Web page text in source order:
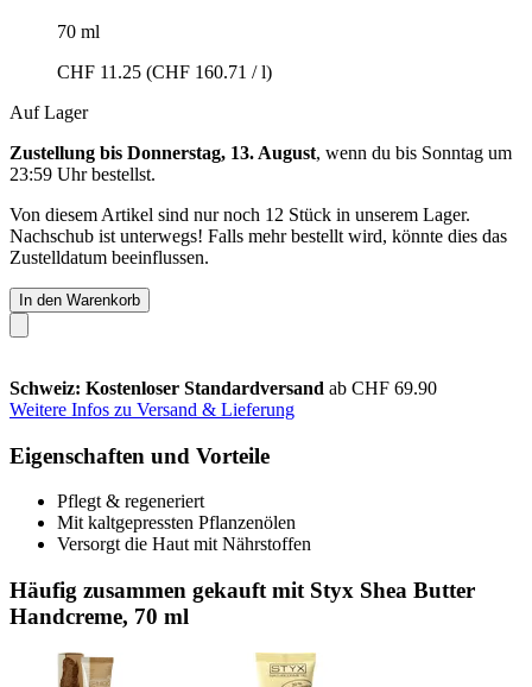
70 ml
CHF 11.25 (CHF 160.71 / l)
Auf Lager
Zustellung bis Donnerstag, 13. August, wenn du bis Sonntag um
23:59 Uhrbestellst.
Von diesem Artikel sind nur noch 12 Stück in unserem Lager.
Nachschub ist unterwegs! Falls mehr bestellt wird, könnte dies das
Zustelldatum beeinflussen.
In den Warenkorb
Schweiz: Kostenloser Standardversand ab CHF 69.90
Weitere Infos zu Versand & Lieferung
Eigenschaften und Vorteile
Pflegt & regeneriert
Mit kaltgepressten Pflanzenölen
Versorgt die Haut mit Nährstoffen
Häufig zusammen gekauft mit Styx Shea Butter
Handcreme, 70 ml